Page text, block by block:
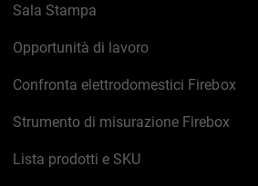
Sala Stampa
Opportunità di lavoro
Confronta elettrodomestici Firebox
Strumento di misurazione Firebox
Lista prodotti e SKU